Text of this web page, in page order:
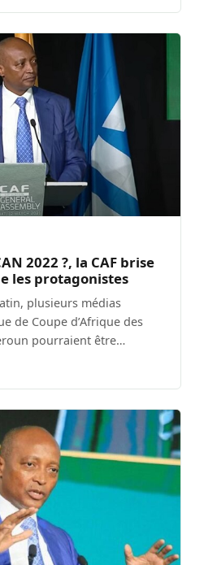
2022 ?, la CAF brise
les protagonistes
plusieurs médias
de Coupe d’Afrique des
pourraient être…